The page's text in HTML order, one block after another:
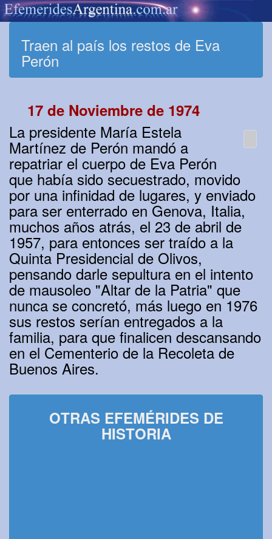
Traen al país los restos de Eva
Perón
17 de Noviembre de 1974
La presidente María Estela
Martínez de Perón mandó a
repatriar el cuerpo de Eva Perón
que había sido secuestrado, movido
por una infinidad de lugares, y enviado
para ser enterrado en Genova, Italia,
muchos años atrás, el 23 de abril de
1957, para entonces ser traído a la
Quinta Presidencial de Olivos,
pensando darle sepultura en el intento
de mausoleo "Altar de la Patria" que
nunca se concretó, más luego en 1976
sus restos serían entregados a la
familia, para que finalicen descansando
en el Cementerio de la Recoleta de
Buenos Aires.
OTRAS EFEMÉRIDES DE
HISTORIA